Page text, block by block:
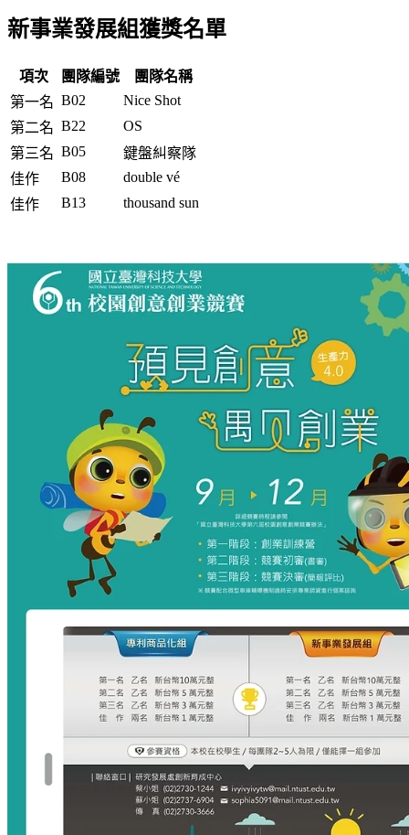
新事業發展組獲獎名單
項次 團隊編號
團隊名稱
第一名 B02
Nice Shot
第二名 B22
OS
第三名 B05
鍵盤糾察隊
佳作
B08
double vé
佳作
B13 thousand sun